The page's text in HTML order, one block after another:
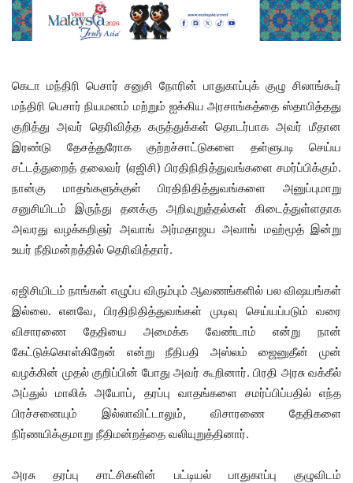
கெடா மந்திரி பெசார் சனுசி நோரின் பாதுகாப்புக் குழு சிலாங்கூர்
மந்திரி பெசார் நியமனம் மற்றும் ஐக்கிய அரசாங்கத்தை ஸ்தாபித்தது
குறித்து அவர் தெரிவித்த கருத்துக்கள் தொடர்பாக அவர் மீதான
இரண்டு தேசத்துரோக குற்றச்சாட்டுகளை தள்ளுபடி செய்ய
சட்டத்துறைத் தலைவர் (ஏஜிசி) பிரதிநிதித்துவங்களை சமர்ப்பிக்கும்.
நான்கு மாதங்களுக்குள் பிரதிநிதித்துவங்களை அனுப்புமாறு
சனுசியிடம் இருந்து தனக்கு அறிவுறுத்தல்கள் கிடைத்துள்ளதாக
அவரது வழக்கறிஞர் அவாங் அர்மதாஜய அவாங் மஹ்மூத் இன்று
உயர் நீதிமன்றத்தில் தெரிவித்தார்.
ஏஜிசியிடம் நாங்கள் எழுப்ப விரும்பும் ஆவணங்களில் பல விஷயங்கள்
இல்லை. எனவே, பிரதிநிதித்துவங்கள் முடிவு செய்யப்படும் வரை
விசாரணை தேதியை அமைக்க வேண்டாம் என்று நான்
கேட்டுக்கொள்கிறேன் என்று நீதிபதி அஸ்லம் ஜைனுதீன் முன்
வழக்கின் முதல் குறிப்பின் போது அவர் கூறினார். பிரதி அரசு வக்கீல்
அப்துல் மாலிக் அயோப், தரப்பு வாதங்களை சமர்ப்பிப்பதில் எந்த
பிரச்சனையும் இல்லாவிட்டாலும், விசாரணை தேதிகளை
நிர்ணயிக்குமாறு நீதிமன்றத்தை வலியுறுத்தினார்.
அரசு தரப்பு சாட்சிகளின் பட்டியல் பாதுகாப்பு குழுவிடம்